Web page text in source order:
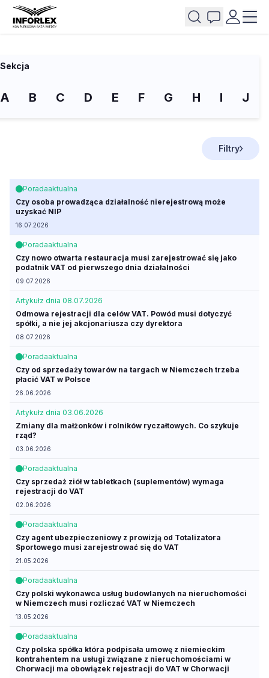
Sekcja
A B C D E F G H I J
Filtry
Poradaaktualna
Czy osoba prowadząca działalność nierejestrową może
uzyskać NIP
16.07.2026
Poradaaktualna
Czy nowo otwarta restauracja musi zarejestrować się jako
podatnik VAT od pierwszego dnia działalności
09.07.2026
Artykułz dnia 08.07.2026
Odmowa rejestracji dla celów VAT. Powód musi dotyczyć
spółki, a nie jej akcjonariusza czy dyrektora
08.07.2026
Poradaaktualna
Czy od sprzedaży towarów na targach w Niemczech trzeba
płacić VAT w Polsce
26.06.2026
Artykułz dnia 03.06.2026
Zmiany dla małżonków i rolników ryczałtowych. Co szykuje
rząd?
03.06.2026
Poradaaktualna
Czy sprzedaż ziół w tabletkach (suplementów) wymaga
rejestracji do VAT
02.06.2026
Poradaaktualna
Czy agent ubezpieczeniowy z prowizją od Totalizatora
Sportowego musi zarejestrować się do VAT
21.05.2026
Poradaaktualna
Czy polski wykonawca usług budowlanych na nieruchomości
w Niemczech musi rozliczać VAT w Niemczech
13.05.2026
Poradaaktualna
Czy polska spółka która podpisała umowę z niemieckim
kontrahentem na usługi związane z nieruchomościami w
Chorwacji ma obowiązek rejestracji do VAT w Chorwacji